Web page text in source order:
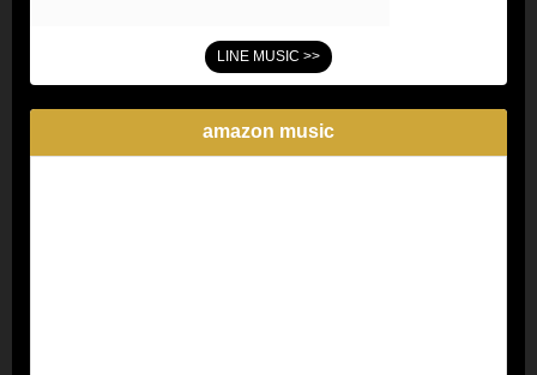
LINE MUSIC >>
amazon music